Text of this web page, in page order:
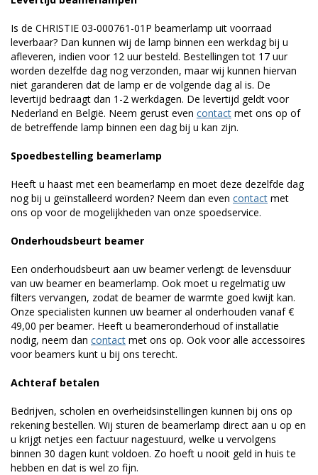
Is de CHRISTIE 03-000761-01P beamerlamp uit voorraad
leverbaar? Dan kunnen wij de lamp binnen een werkdag bij u
afleveren, indien voor 12 uur besteld. Bestellingen tot 17 uur
worden dezelfde dag nog verzonden, maar wij kunnen hiervan
niet garanderen dat de lamp er de volgende dag al is. De
levertijd bedraagt dan 1-2 werkdagen. De levertijd geldt voor
Nederland en België. Neem gerust even contact met ons op of
de betreffende lamp binnen een dag bij u kan zijn.
Spoedbestelling beamerlamp
Heeft u haast met een beamerlamp en moet deze dezelfde dag
nog bij u geïnstalleerd worden? Neem dan even contact met
ons op voor de mogelijkheden van onze spoedservice.
Onderhoudsbeurt beamer
Een onderhoudsbeurt aan uw beamer verlengt de levensduur
van uw beamer en beamerlamp. Ook moet u regelmatig uw
filters vervangen, zodat de beamer de warmte goed kwijt kan.
Onze specialisten kunnen uw beamer al onderhouden vanaf €
49,00 per beamer. Heeft u beameronderhoud of installatie
nodig, neem dan contact met ons op. Ook voor alle accessoires
voor beamers kunt u bij ons terecht.
Achteraf betalen
Bedrijven, scholen en overheidsinstellingen kunnen bij ons op
rekening bestellen. Wij sturen de beamerlamp direct aan u op en
u krijgt netjes een factuur nagestuurd, welke u vervolgens
binnen 30 dagen kunt voldoen. Zo hoeft u nooit geld in huis te
hebben en dat is wel zo fijn.